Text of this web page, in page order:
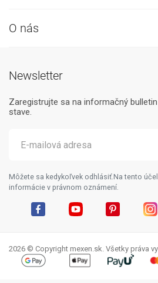
O nás
Newsletter
Zaregistrujte sa na informačný
stave.
Môžete sa kedykoľvek odhlásiť.Na tento
informácie v právnom oznámení.
2026 © Copyright mexen.sk. Všetky práva